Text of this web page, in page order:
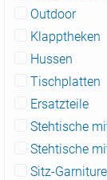
Outdoor
Klapptheken
Hussen
Tischplatten
Ersatzteile
Stehtische
Stehtische
Sitz-